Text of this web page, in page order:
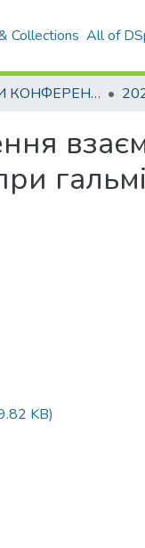
Collections All of
МАТЕРІАЛИ КОНФЕРЕНЦІЙ
KB)